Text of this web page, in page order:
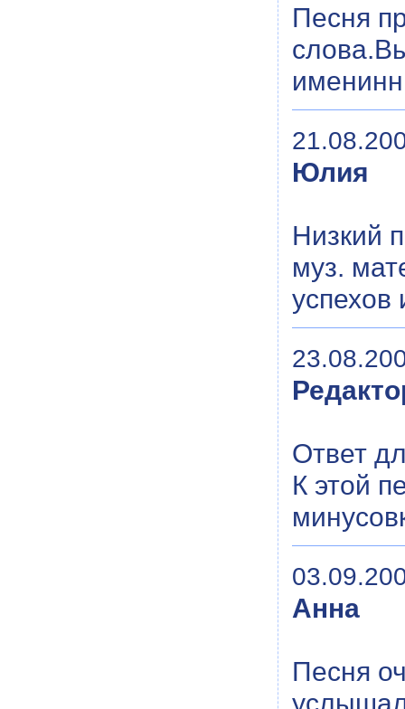
Песня
Юлия
Низкий
муз.
успехов
Ответ
К этой
Анна
Песня